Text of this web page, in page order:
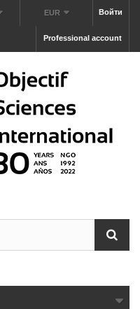
Войти
EUR
Professional account